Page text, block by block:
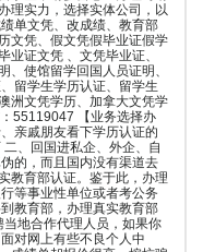
理实力，选择实体公司，以
单文凭、改成绩、教育部
文凭、假文凭假毕业证假学
业证文凭 、文凭毕业证、
、使馆留学回国人员证明、
留学生学历认证、留学生
洲文凭学历、加拿大文凭学
55119047 【业务选择办
亲戚朋友看下学历认证的
、回国进私企、外企、自
的，而且国内没有渠道去
教育部认证。鉴于此，办理
等事业性单位或者考公务
教育部，办理真实教育部
地合作代理人员，如果你
对网上有些不良个人中